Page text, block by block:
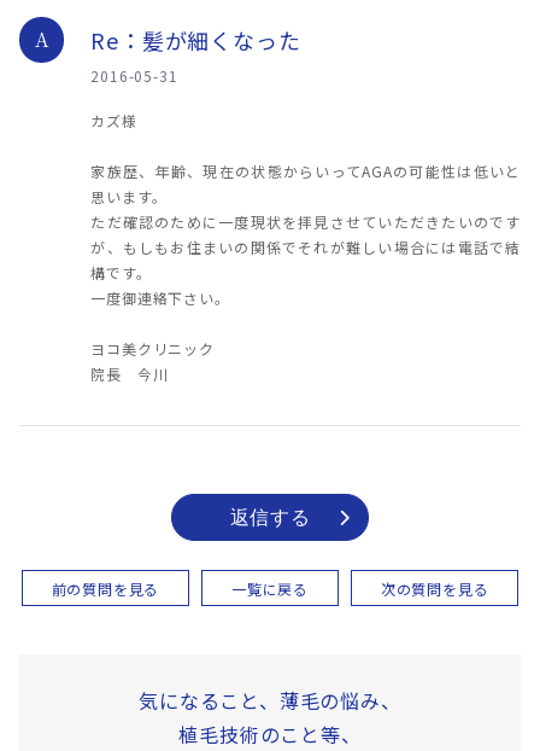
A Re：髪が細くなった
2016-05-31
カズ様
家族歴、年齢、現在の状態からいってAGAの可能性は低いと
思います。
ただ確認のために一度現状を拝見させていただきたいのです
が、もしもお住まいの関係でそれが難しい場合には電話で結
構です。
一度御連絡下さい。
ヨコ美クリニック
院長 今川
返信する
前の質問を見る 一覧に戻る 次の質問を見る
気になること、薄毛の悩み、
植毛技術のこと等、